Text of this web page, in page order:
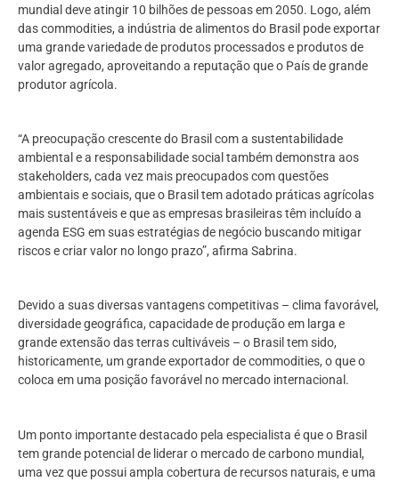
mundial deve atingir 10 bilhões de pessoas em 2050. Logo, além
das commodities, a indústria de alimentos do Brasil pode exportar
uma grande variedade de produtos processados e produtos de
valor agregado, aproveitando a reputação que o País de grande
produtor agrícola.
“A preocupação crescente do Brasil com a sustentabilidade
ambiental e a responsabilidade social também demonstra aos
stakeholders, cada vez mais preocupados com questões
ambientais e sociais, que o Brasil tem adotado práticas agrícolas
mais sustentáveis e que as empresas brasileiras têm incluído a
agenda ESG em suas estratégias de negócio buscando mitigar
riscos e criar valor no longo prazo”, afirma Sabrina.
Devido a suas diversas vantagens competitivas – clima favorável,
diversidade geográfica, capacidade de produção em larga e
grande extensão das terras cultiváveis – o Brasil tem sido,
historicamente, um grande exportador de commodities, o que o
coloca em uma posição favorável no mercado internacional.
Um ponto importante destacado pela especialista é que o Brasil
tem grande potencial de liderar o mercado de carbono mundial,
uma vez que possui ampla cobertura de recursos naturais, e uma